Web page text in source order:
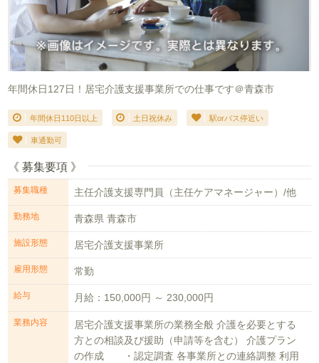
年間休日127日！居宅介護支援事業所での仕事です＠青森市
年間休日110日以上 土日祝休み 駅orバス停近い
車通勤可
《 募集要項 》
募集職種 主任介護支援専門員（主任ケアマネージャー）/他
勤務地 青森県 青森市
施設形態 居宅介護支援事業所
雇用形態 常勤
給与 月給：150,000円 ～ 230,000円
業務内容
居宅介護支援事業所の業務全般 介護を必要とする
方との相談及び援助（申請等を含む） 介護プラン
の作成 ・認定調査 各事業所との連絡調整 利用